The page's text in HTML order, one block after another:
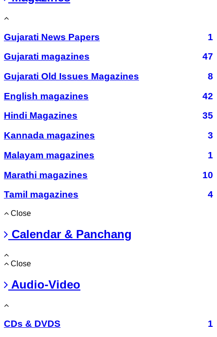
Gujarati News Papers
1
Gujarati magazines
47
Gujarati Old Issues Magazines
8
English magazines
42
Hindi Magazines
35
Kannada magazines
3
Malayam magazines
1
Marathi magazines
10
Tamil magazines
4
Close
Calendar & Panchang
Close
Audio-Video
CDs & DVDS 1